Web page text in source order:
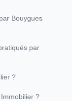
Bouygues
par
?
?